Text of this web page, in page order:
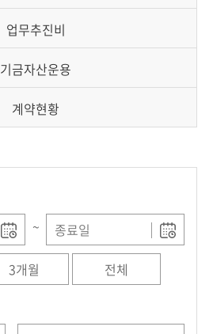
업무추진비
기금자산운용
계약현황
~
3개월 전체